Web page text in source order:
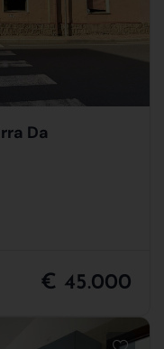
Da
€ 45.000